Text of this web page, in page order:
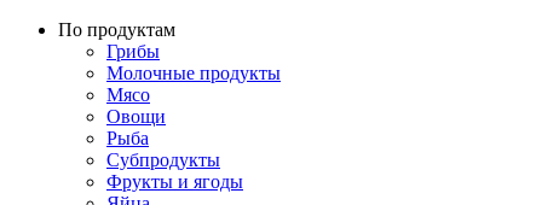
По продуктам
Грибы
Молочные продукты
Мясо
Овощи
Рыба
Субпродукты
Фрукты и ягоды